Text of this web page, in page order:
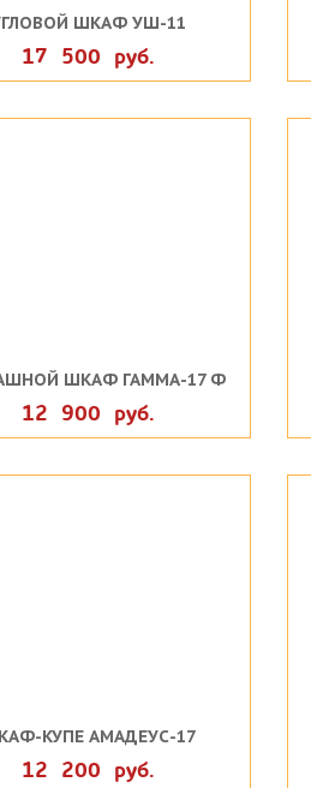
ШКАФ УШ-11
17 500 руб.
ШКАФ ГАММА-17 Ф
12 900 руб.
КУПЕ АМАДЕУС-17
12 200 руб.